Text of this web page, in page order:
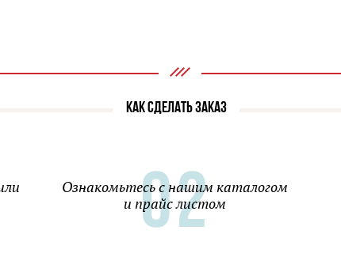
КАК СДЕЛАТЬ ЗАКАЗ
Ознакомьтесь с нашим каталогом
и прайс листом